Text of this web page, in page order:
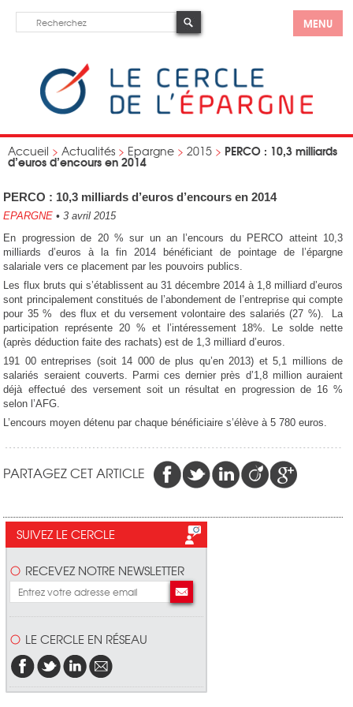
MENU
Accueil > Actualités > Epargne > 2015 > PERCO : 10,3 milliards
d’euros d’encours en 2014
PERCO : 10,3 milliards d’euros d’encours en 2014
EPARGNE • 3 avril 2015
En progression de 20 % sur un an l’encours du PERCO atteint 10,3
milliards d’euros à la fin 2014 bénéficiant de pointage de l’épargne
salariale vers ce placement par les pouvoirs publics.
Les flux bruts qui s’établissent au 31 décembre 2014 à 1,8 milliard d’euros
sont principalement constitués de l’abondement de l’entreprise qui compte
pour 35 % des flux et du versement volontaire des salariés (27 %). La
participation représente 20 % et l’intéressement 18%. Le solde nette
(après déduction faite des rachats) est de 1,3 milliard d’euros.
191 00 entreprises (soit 14 000 de plus qu’en 2013) et 5,1 millions de
salariés seraient couverts. Parmi ces dernier près d’1,8 million auraient
déjà effectué des versement soit un résultat en progression de 16 %
selon l’AFG.
L’encours moyen détenu par chaque bénéficiaire s’élève à 5 780 euros.
PARTAGEZ CET ARTICLE
SUIVEZ LE CERCLE
RECEVEZ NOTRE NEWSLETTER
LE CERCLE EN RÉSEAU